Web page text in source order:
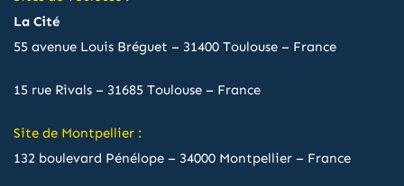
La Cité
55 avenue Louis Bréguet – 31400 Toulouse – France
15 rue Rivals – 31685 Toulouse – France
Site de Montpellier :
132 boulevard Pénélope – 34000 Montpellier – France